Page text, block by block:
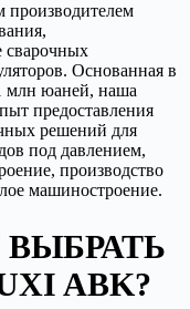
производителем
сварочных
Основанная в
млн юаней, наша
предоставления
решений для
под давлением,
производство
машиностроение.
ABK?